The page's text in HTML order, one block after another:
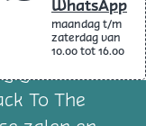
WhatsApp
maandag t/m
zaterdag van
10.00 tot 16.00
gaat van
To The